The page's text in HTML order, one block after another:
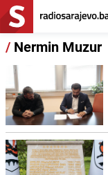
/ Nermin Muzur